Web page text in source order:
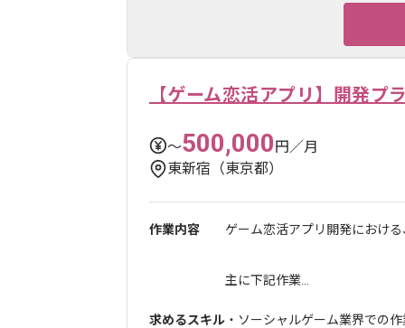
【ゲーム恋活アプリ】開発プ
〜500,000円／月
東新宿（東京都）
作業内容 ゲーム恋活アプリ開発におけ
主に下記作業...
求めるスキル ・ソーシャルゲーム業界での